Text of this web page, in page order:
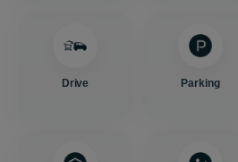
Drive Parking